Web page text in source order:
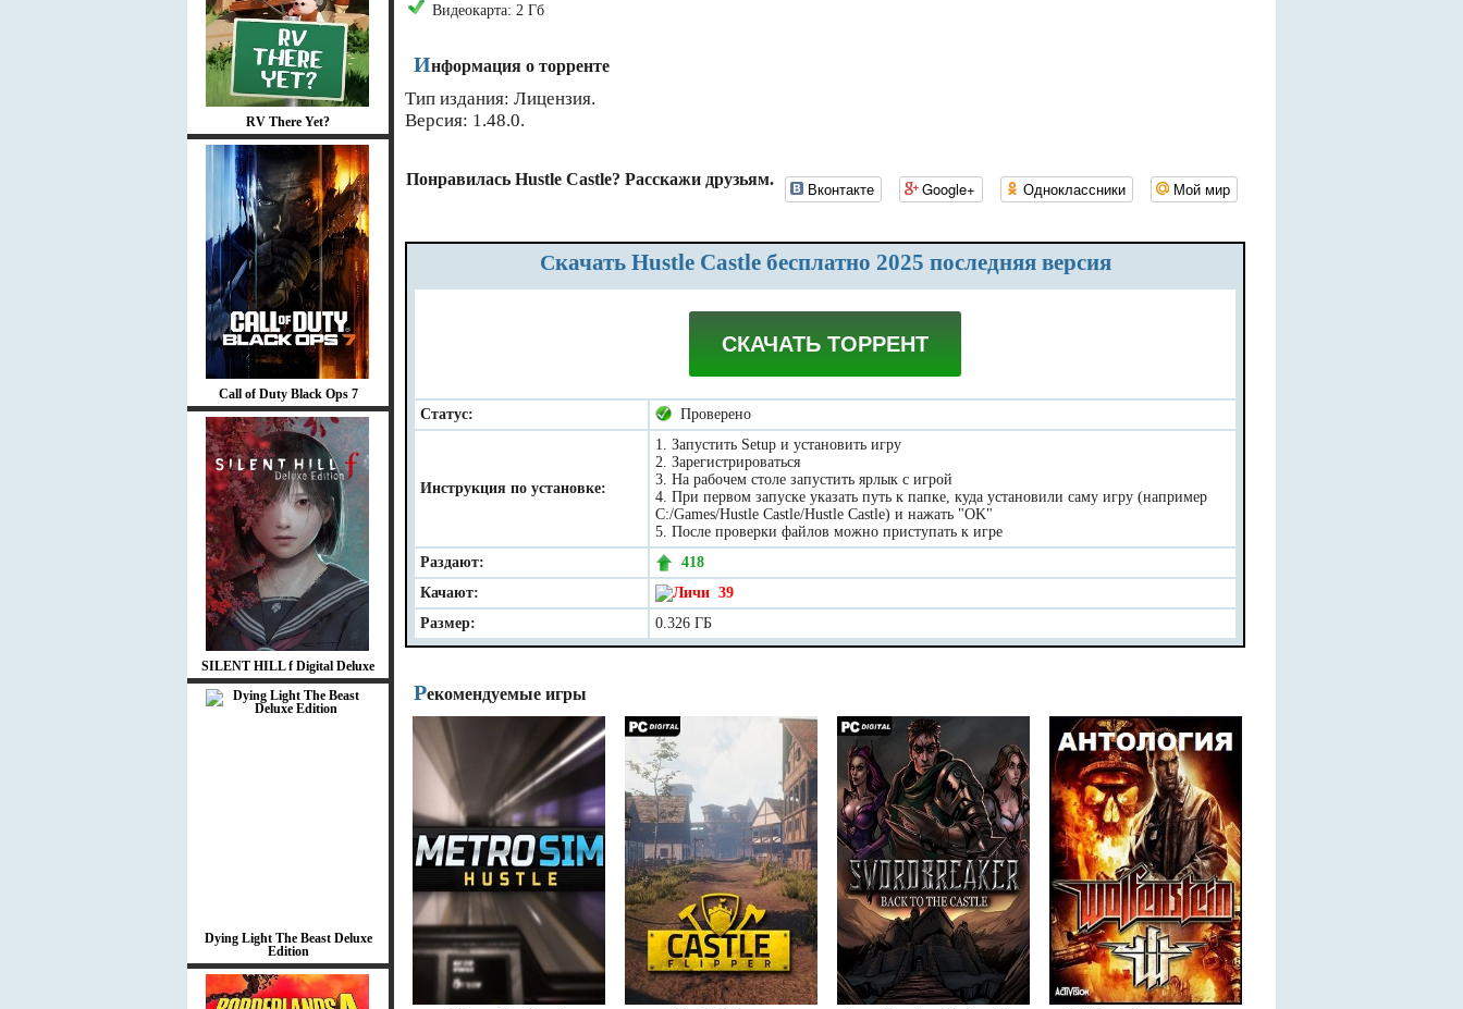
RV There Yet?
Call of Duty Black Ops 7
SILENT HILL f Digital Deluxe
Dying Light The Beast Deluxe
Edition
Видеокарта: 2 Гб
Информация о торренте
Тип издания: Лицензия.
Версия: 1.48.0.
Понравилась Hustle Castle? Расскажи друзьям. Вконтакте Google+ Одноклассники Мой мир
Скачать Hustle Castle бесплатно 2025 последняя версия
СКАЧАТЬ ТОРРЕНТ
Статус: Проверено
Инструкция по установке:
1. Запустить Setup и установить игру
2. Зарегистрироваться
3. На рабочем столе запустить ярлык с игрой
4. При первом запуске указать путь к папке, куда установили саму игру (например
C:/Games/Hustle Castle/Hustle Castle) и нажать "OK"
5. После проверки файлов можно приступать к игре
Раздают:
418
Качают:
39
Размер:
0.326 ГБ
Рекомендуемые игры